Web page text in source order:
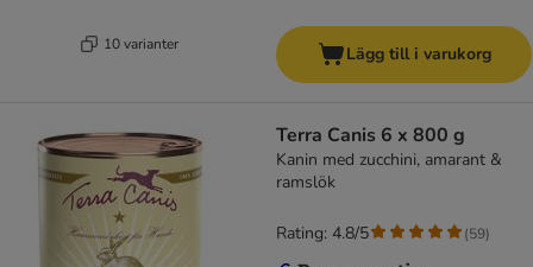
10 varianter Lägg till i varukorg
Terra Canis 6 x 800 g
Kanin med zucchini, amarant &
ramslök
Rating: 4.8/5 (59)